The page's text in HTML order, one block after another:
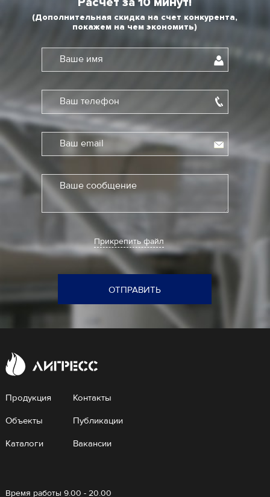
(Дополнительная скидка на счет конкурента,
покажем на чем экономить)
Ваше имя
Ваш телефон
Ваш email
Ваше сообщение
Прикрепить файл
ОТПРАВИТЬ
Продукция
Объекты
Каталоги
Контакты
Публикации
Вакансии
Время работы 9.00 - 20.00